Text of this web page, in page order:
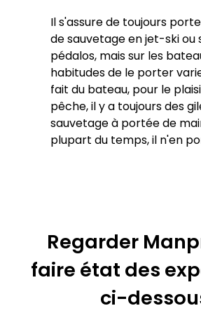
Il s'assure de toujours
de sauvetage en jet-ski ou
pédalos, mais sur les
habitudes de le porter
fait du bateau, pour le
pêche, il y a toujours des
sauvetage à portée de
plupart du temps, il n'en
Regarder
faire état des
ci-